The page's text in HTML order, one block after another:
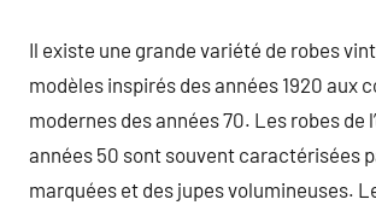
Il existe une grande variété de robes
modèles inspirés des années 1920 aux
modernes des années 70. Les robes de
années 50 sont souvent caractérisées
marquées et des jupes volumineuses.